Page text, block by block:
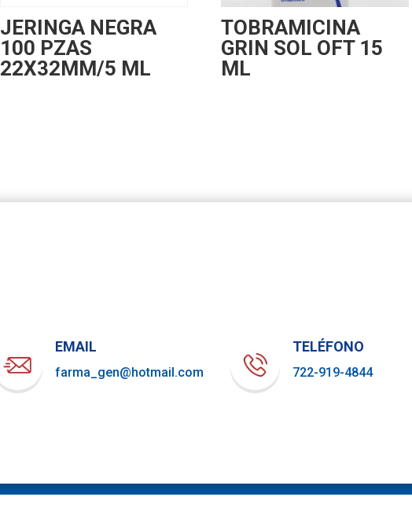
JERINGA NEGRA
100 PZAS
22X32MM/5 ML
TOBRAMICINA
GRIN SOL OFT 15
ML
EMAIL
farma_gen@hotmail.com
TELÉFONO
722-919-4844